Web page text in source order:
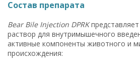
Состав препарата
Bear Bile Injection DPRK
раствор для внутримышечного
активные компоненты животного и
происхождения: